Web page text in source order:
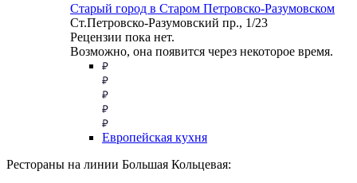
Старый город в Старом Петровско-Разумовском
Ст.Петровско-Разумовский пр., 1/23
Рецензии пока нет.
Возможно, она появится через некоторое время.
Европейская кухня
Рестораны на линии Большая Кольцевая: